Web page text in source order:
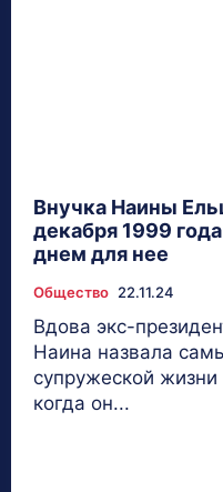
Внучка Наины
декабря 1999
днем для нее
Общество 22.11.24
Вдова экс-
Наина назвала
супружеской
когда он...